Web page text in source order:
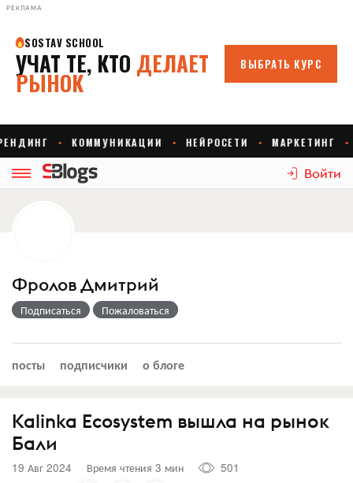
РЕКЛАМА
Войти
Фролов Дмитрий
Подписаться Пожаловаться
посты подписчики о блоге
Kalinka Ecosystem вышла на рынок
Бали
19 Авг 2024 Время чтения 3 мин
501